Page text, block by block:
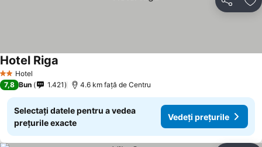
Distribuiți
2 SteleHotel
Hotel Riga
7,8 Bun 1.421 4.6 km faţă de Centru
Selectați datele pentru a vedea
prețurile exacte
Vedeți prețurile